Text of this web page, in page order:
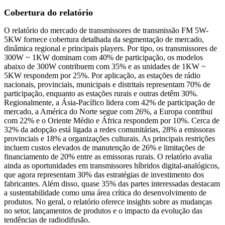
Cobertura do relatório
O relatório do mercado de transmissores de transmissão FM 5W-
5KW fornece cobertura detalhada da segmentação de mercado,
dinâmica regional e principais players. Por tipo, os transmissores de
300W ~ 1KW dominam com 40% de participação, os modelos
abaixo de 300W contribuem com 35% e as unidades de 1KW ~
5KW respondem por 25%. Por aplicação, as estações de rádio
nacionais, provinciais, municipais e distritais representam 70% de
participação, enquanto as estações rurais e outras detêm 30%.
Regionalmente, a Ásia-Pacífico lidera com 42% de participação de
mercado, a América do Norte segue com 26%, a Europa contribui
com 22% e o Oriente Médio e África respondem por 10%. Cerca de
32% da adopção está ligada a redes comunitárias, 28% a emissoras
provinciais e 18% a organizações culturais. As principais restrições
incluem custos elevados de manutenção de 26% e limitações de
financiamento de 20% entre as emissoras rurais. O relatório avalia
ainda as oportunidades em transmissores híbridos digital-analógicos,
que agora representam 30% das estratégias de investimento dos
fabricantes. Além disso, quase 35% das partes interessadas destacam
a sustentabilidade como uma área crítica do desenvolvimento de
produtos. No geral, o relatório oferece insights sobre as mudanças
no setor, lançamentos de produtos e o impacto da evolução das
tendências de radiodifusão.